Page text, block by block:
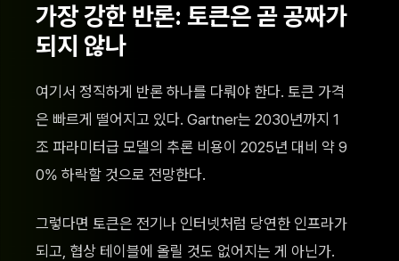
가장 강한 반론: 토큰은 곧 공짜가
되지 않나
여기서 정직하게 반론 하나를 다뤄야 한다. 토큰 가격
은 빠르게 떨어지고 있다. Gartner는 2030년까지 1
조 파라미터급 모델의 추론 비용이 2025년 대비 약 9
0% 하락할 것으로 전망한다.
그렇다면 토큰은 전기나 인터넷처럼 당연한 인프라가
되고, 협상 테이블에 올릴 것도 없어지는 게 아닌가.